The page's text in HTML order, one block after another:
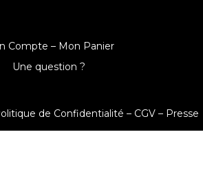
Compte – Mon Panier
Une question ?
de Confidentialité – CGV – Presse